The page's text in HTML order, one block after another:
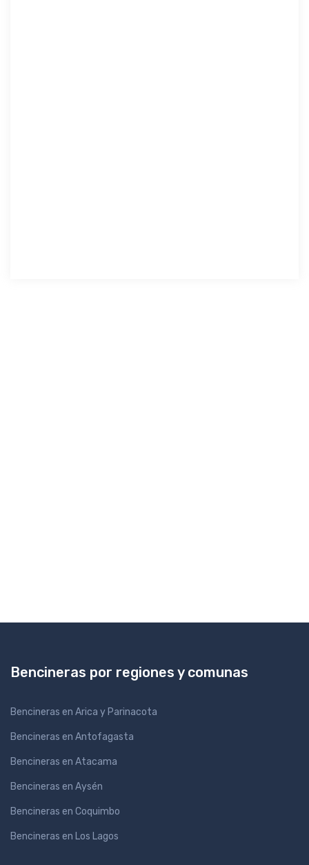
Bencineras por regiones y comunas
Bencineras en Arica y Parinacota
Bencineras en Antofagasta
Bencineras en Atacama
Bencineras en Aysén
Bencineras en Coquimbo
Bencineras en Los Lagos